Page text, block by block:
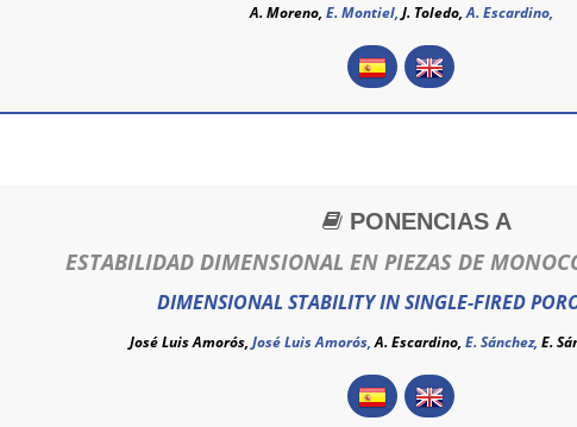
A. Moreno, E. Montiel, J. Toledo,A. Escardino,
PONENCIAS A
ESTABILIDAD DIMENSIONAL EN PIEZAS DE
DIMENSIONAL STABILITY IN SINGLE-FIRED
José Luis Amorós, José Luis Amorós,A. Escardino, E. Sánchez, E.